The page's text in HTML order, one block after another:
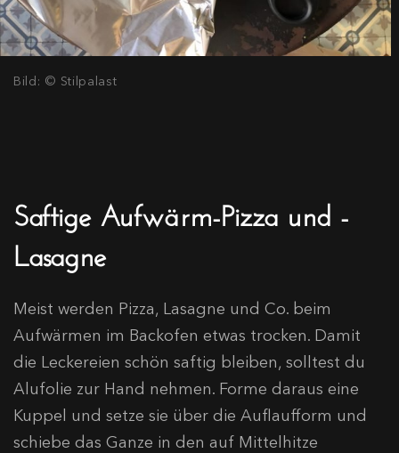
Bild: © Stilpalast
Saftige Aufwärm-Pizza und -
Lasagne
Meist werden Pizza, Lasagne und Co. beim
Aufwärmen im Backofen etwas trocken. Damit
die Leckereien schön saftig bleiben, solltest du
Alufolie zur Hand nehmen. Forme daraus eine
Kuppel und setze sie über die Auflaufform und
schiebe das Ganze in den auf Mittelhitze